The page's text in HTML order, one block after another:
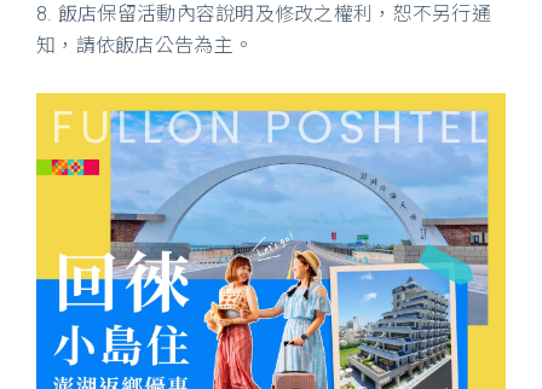
8. 飯店保留活動內容說明及修改之權利，恕不另行通
知，請依飯店公告為主。